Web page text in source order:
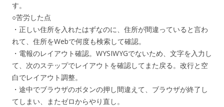
す。
○苦労した点
・正しい住所を入れたはずなのに、住所が間違っていると言わ
れて、住所をWebで何度も検索して確認。
・電報のレイアウト確認。WYSIWYGでないため、文字を入力し
て、次のステップでレイアウトを確認してまた戻る。改行と空
白でレイアウト調整。
・途中でブラウザのボタンの押し間違えて、ブラウザが終了し
てしまい、またゼロからやり直し。